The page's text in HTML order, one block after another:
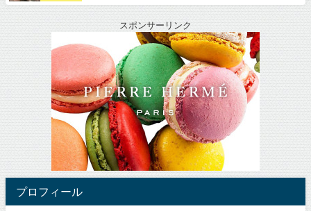
スポンサーリンク
プロフィール